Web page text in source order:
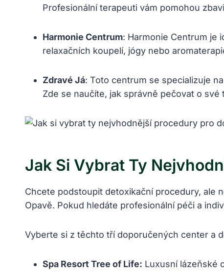
Profesionální terapeuti vám pomohou
Harmonie Centrum: Harmonie Centrum je
relaxačních koupelí, jógy nebo
Zdravé Já: Toto centrum se specializuje
Zde se naučíte, jak správně pečovat o své
Jak Si Vybrat Ty
Chcete podstoupit detoxikační procedury, ale
Opavě. Pokud hledáte profesionální péči a
Vyberte si z těchto tří doporučených center a
Spa Resort Tree of Life: Luxusní lázeňské